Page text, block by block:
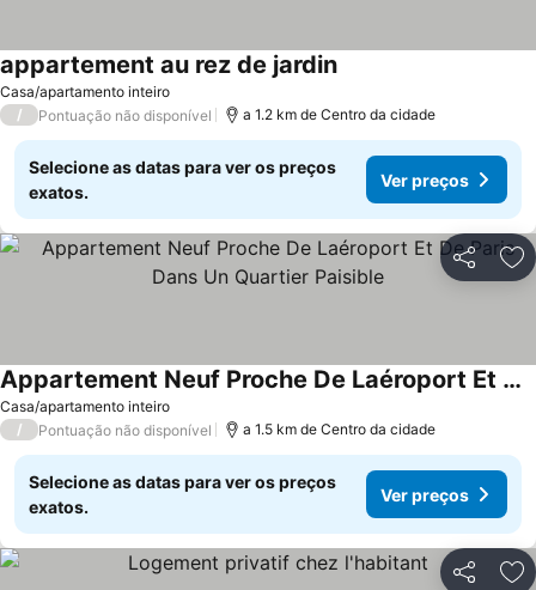
Casa/apartamento inteiro
appartement au rez de jardin
/ Pontuação não disponível a 1.2 km de Centro da cidade
Selecione as datas para ver os preços
exatos.
Ver preços
Partilhar
Casa/apartamento inteiro
Appartement Neuf Proche De Laéroport Et De Paris Dans Un Quartier Paisible
/ Pontuação não disponível a 1.5 km de Centro da cidade
Selecione as datas para ver os preços
exatos.
Ver preços
Partilhar